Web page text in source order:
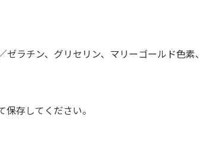
ラチン、グリセリン、マリーゴールド色素
存してください。